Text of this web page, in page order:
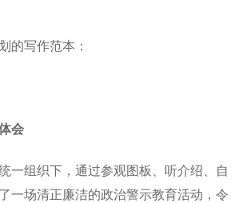
的写作范本：
会
一组织下，通过参观图板、听介绍、自
一场清正廉洁的政治警示教育活动，令